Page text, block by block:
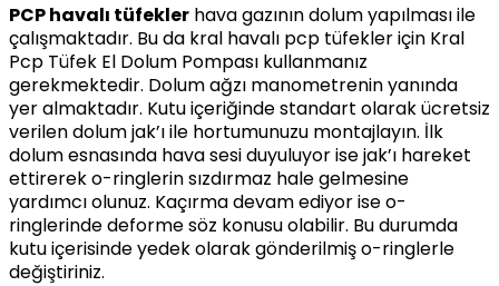
PCP havalı tüfekler hava gazının dolum yapılması ile
çalışmaktadır. Bu da kral havalı pcp tüfekler için Kral
Pcp Tüfek El Dolum Pompası kullanmanız
gerekmektedir. Dolum ağzı manometrenin yanında
yer almaktadır. Kutu içeriğinde standart olarak ücretsiz
verilen dolum jak’ı ile hortumunuzu montajlayın. İlk
dolum esnasında hava sesi duyuluyor ise jak’ı hareket
ettirerek o-ringlerin sızdırmaz hale gelmesine
yardımcı olunuz. Kaçırma devam ediyor ise o-
ringlerinde deforme söz konusu olabilir. Bu durumda
kutu içerisinde yedek olarak gönderilmiş o-ringlerle
değiştiriniz.